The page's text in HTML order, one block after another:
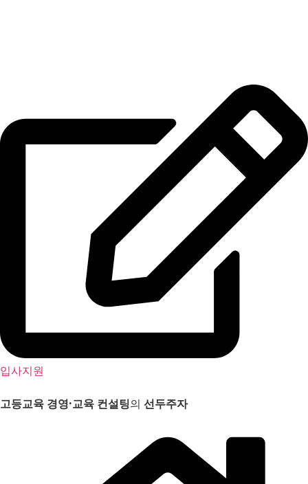
입사지원
고등교육 경영·교육 컨설팅의 선두주자